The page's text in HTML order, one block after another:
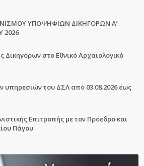
ΥΠΟΨΗΦΙΩΝ ΔΙΚΗΓΟΡΩΝ Α’
2026
Δικηγόρων στο Εθνικό Αρχαιολογικό
υπηρεσιών του ΔΣΛ από 03.08.2026 έως
Επιτροπής με τον Πρόεδρο και
Πάγου